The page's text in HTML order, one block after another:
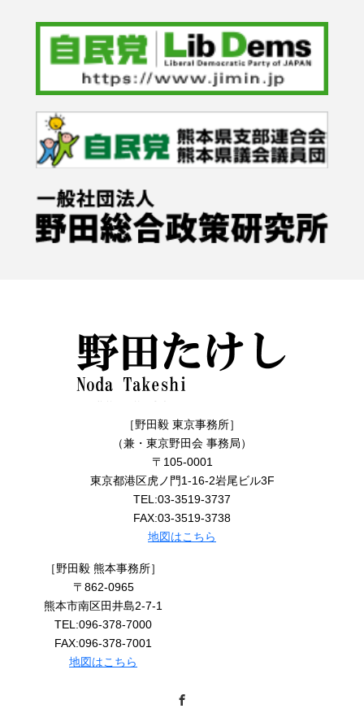
［野田毅 東京事務所］
（兼・東京野田会 事務局）
〒105-0001
東京都港区虎ノ門1-16-2岩尾ビル3F
TEL:03-3519-3737
FAX:03-3519-3738
地図はこちら
［野田毅 熊本事務所］
〒862-0965
熊本市南区田井島2-7-1
TEL:096-378-7000
FAX:096-378-7001
地図はこちら